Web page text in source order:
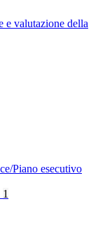
e valutazione della
Piano esecutivo
1